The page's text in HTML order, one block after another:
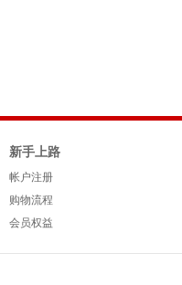
新手上路
帐户注册
购物流程
会员权益